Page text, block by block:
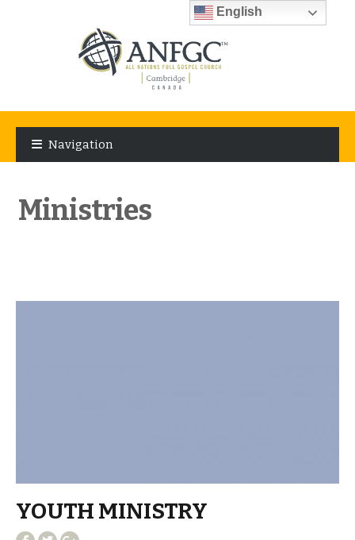
Navigation
Ministries
YOUTH MINISTRY
English